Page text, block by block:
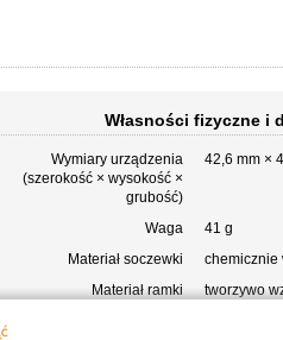
Własności fizyczne i
Wymiary urządzenia
(szerokość × wysokość ×
grubość)
42,6 mm ×
Waga
41 g
Materiał soczewki
chemicznie
Materiał ramki
tworzywo